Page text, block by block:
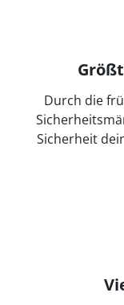
Durch die
Sicherheit